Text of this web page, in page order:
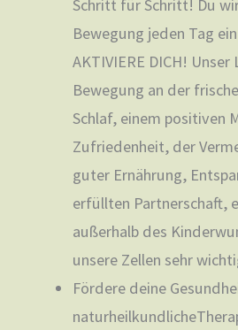
Schritt für Schritt! Du
Bewegung jeden Tag
AKTIVIERE DICH!
Bewegung an der
Schlaf, einem positiven
Zufriedenheit, der
guter Ernährung,
erfüllten Partnerschaft,
außerhalb des
unsere Zellen sehr
Fördere deine